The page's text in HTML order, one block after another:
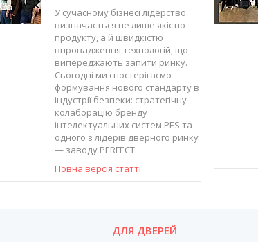
У сучасному бізнесі лідерство
визначається не лише якістю
продукту, а й швидкістю
впровадження технологій, що
випереджають запити ринку.
Сьогодні ми спостерігаємо
формування нового стандарту в
індустрії безпеки: стратегічну
колаборацію бренду
інтелектуальних систем PES та
одного з лідерів дверного ринку
— заводу PERFECT.
Повна версія статті
ДЛЯ ДВЕРЕЙ